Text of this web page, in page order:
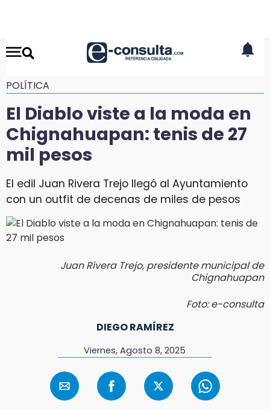
POLÍTICA
El Diablo viste a la moda en
Chignahuapan: tenis de 27
mil pesos
El edil Juan Rivera Trejo llegó al Ayuntamiento
con un outfit de decenas de miles de pesos
Juan Rivera Trejo, presidente municipal de
Chignahuapan
Foto: e-consulta
DIEGO RAMÍREZ
Viernes, Agosto 8, 2025